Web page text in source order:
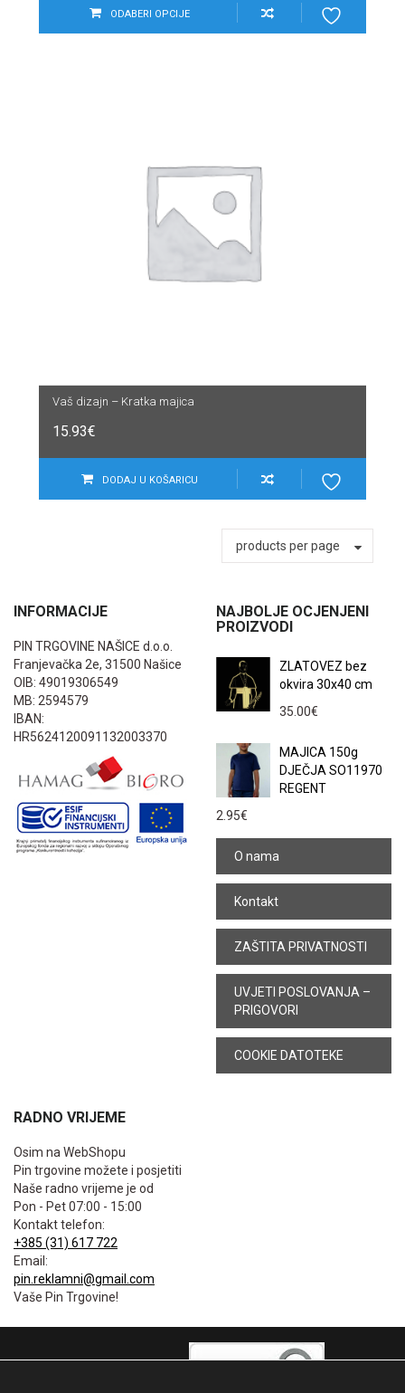
ODABERI OPCIJE
Vaš dizajn – Kratka majica
15.93€
DODAJ U KOŠARICU
products per page
INFORMACIJE
PIN TRGOVINE NAŠICE d.o.o.
Franjevačka 2e, 31500 Našice
OIB: 49019306549
MB: 2594579
IBAN:
HR5624120091132003370
NAJBOLJE OCJENJENI
PROIZVODI
ZLATOVEZ bez
okvira 30x40 cm
35.00€
MAJICA 150g
DJEČJA SO11970
REGENT
2.95€
O nama
Kontakt
ZAŠTITA PRIVATNOSTI
UVJETI POSLOVANJA –
PRIGOVORI
COOKIE DATOTEKE
RADNO VRIJEME
Osim na WebShopu
Pin trgovine možete i posjetiti
Naše radno vrijeme je od
Pon - Pet 07:00 - 15:00
Kontakt telefon:
+385 (31) 617 722
Email:
pin.reklamni@gmail.com
Vaše Pin Trgovine!